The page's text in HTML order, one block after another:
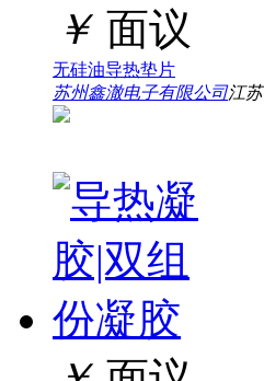
￥ 面议
无硅油导热垫片
苏州鑫澈电子有限公司江苏